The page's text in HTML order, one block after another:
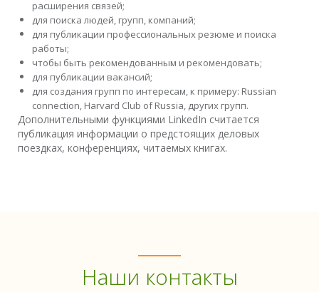
расширения связей;
для поиска людей, групп, компаний;
для публикации профессиональных резюме и поиска
работы;
чтобы быть рекомендованным и рекомендовать;
для публикации вакансий;
для создания групп по интересам, к примеру: Russian
connection, Harvard Club of Russia, других групп.
Дополнительными функциями LinkedIn считается
публикация информации о предстоящих деловых
поездках, конференциях, читаемых книгах.
Наши контакты